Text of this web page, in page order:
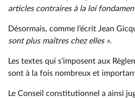
articles contraires à la loi
Désormais, comme l’écrit Jean
sont plus maîtres chez elles ».
Les textes qui s’imposent aux
sont à la fois nombreux et
Le Conseil constitutionnel a ainsi